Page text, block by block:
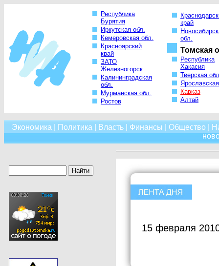
Республика
Бурятия
Иркутская обл.
Кемеровская обл.
Красноярский
край
ЗАТО
Железногорск
Калининградская
обл.
Мурманская обл.
Ростов
край
обл.
Томская
Республика
Хакасия
Тверская
Кавказ
Алтай
Экономика Политика Власть| Финансы Общество
15 февраля